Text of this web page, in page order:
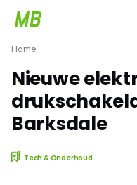
Home
Nieuwe
Barksdale
Tech & Onderhoud